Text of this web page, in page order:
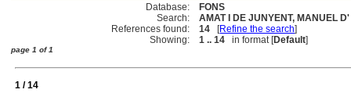
Database:
FONS
Search:
AMAT I DE JUNYENT, MANUEL
References found:
14 [Refine the search]
Showing:
1 .. 14 in format [Default]
page 1 of 1
1 / 14